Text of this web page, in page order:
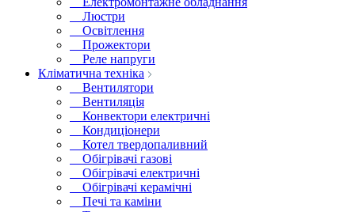
Люстри
Освітлення
Прожектори
Реле напруги
Кліматична техніка
Вентилятори
Вентиляція
Конвектори електричні
Кондиціонери
Котел твердопаливний
Обігрівачі газові
Обігрівачі електричні
Обігрівачі керамічні
Печі та каміни